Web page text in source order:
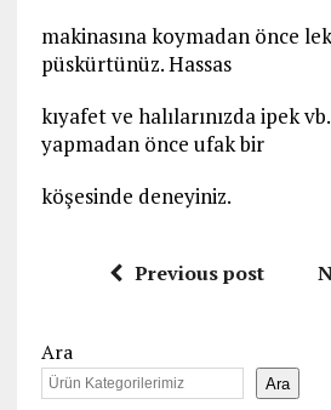
makinasına koymadan önce
püskürtünüz. Hassas
kıyafet ve halılarınızda ipek
yapmadan önce ufak bir
köşesinde deneyiniz.
Previous post
Ara
Ara